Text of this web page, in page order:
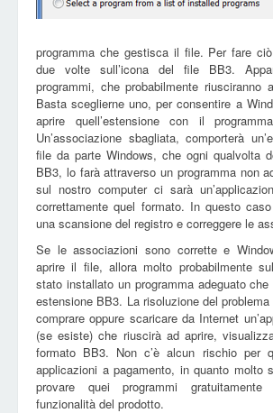
programma che gestisca il file. Per fare
due volte sull’icona del file BB3.
programmi, che probabilmente riusciranno
Basta sceglierne uno, per consentire a
aprire quell’estensione con il
Un’associazione sbagliata, comporterà
file da parte Windows, che ogni qualvolta
BB3, lo farà attraverso un programma non
sul nostro computer ci sarà
correttamente quel formato. In questo
una scansione del registro e correggere le
Se le associazioni sono corrette e
aprire il file, allora molto probabilmente
stato installato un programma adeguato
estensione BB3. La risoluzione del
comprare oppure scaricare da Internet
(se esiste) che riuscirà ad aprire,
formato BB3. Non c’è alcun rischio per
applicazioni a pagamento, in quanto molto
provare quei programmi
funzionalità del prodotto.